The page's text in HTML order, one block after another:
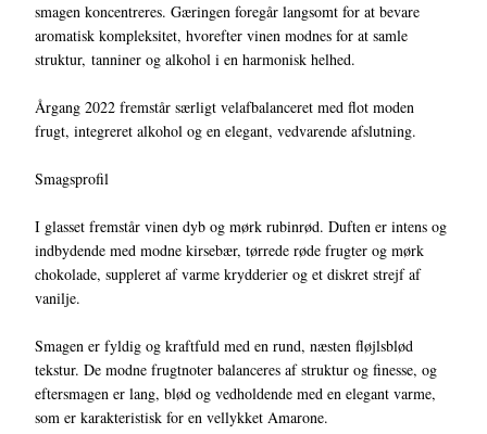
smagen koncentreres. Gæringen foregår langsomt for at bevare
aromatisk kompleksitet, hvorefter vinen modnes for at samle
struktur, tanniner og alkohol i en harmonisk helhed.
Årgang 2022 fremstår særligt velafbalanceret med flot moden
frugt, integreret alkohol og en elegant, vedvarende afslutning.
Smagsprofil
I glasset fremstår vinen dyb og mørk rubinrød. Duften er intens og
indbydende med modne kirsebær, tørrede røde frugter og mørk
chokolade, suppleret af varme krydderier og et diskret strejf af
vanilje.
Smagen er fyldig og kraftfuld med en rund, næsten fløjlsblød
tekstur. De modne frugtnoter balanceres af struktur og finesse, og
eftersmagen er lang, blød og vedholdende med en elegant varme,
som er karakteristisk for en vellykket Amarone.